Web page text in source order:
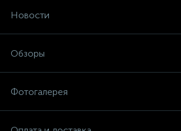
Новости
Обзоры
Фотогалерея